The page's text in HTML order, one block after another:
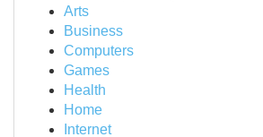
Arts
Business
Computers
Games
Health
Home
Internet